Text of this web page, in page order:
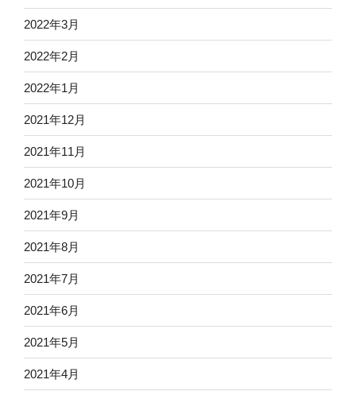
2022年3月
2022年2月
2022年1月
2021年12月
2021年11月
2021年10月
2021年9月
2021年8月
2021年7月
2021年6月
2021年5月
2021年4月